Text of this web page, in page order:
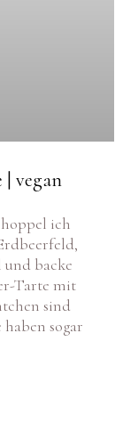
| vegan
ich
backe
Tarte mit
sind
sogar